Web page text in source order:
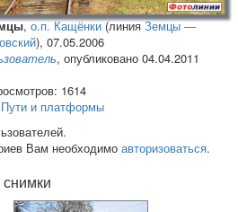
,о.п. Кащёнки (линияЗемцы —
), 07.05.2006
, опубликовано 04.04.2011
1614
Пути и платформы
Вам необходимо авторизоваться.